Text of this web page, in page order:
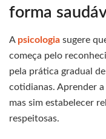
forma
A psicologia sugere
começa pelo
pela prática gradual
cotidianas. Aprender a
mas sim estabelecer
respeitosas.